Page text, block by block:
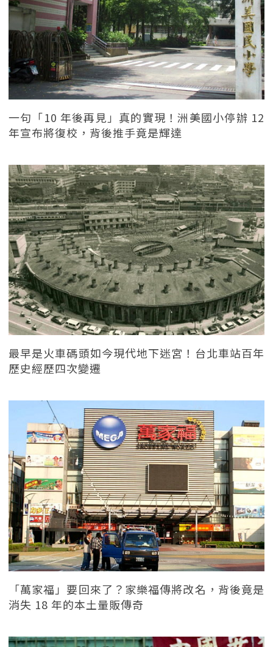
一句「10 年後再見」真的實現！洲美國小停辦 12
年宣布將復校，背後推手竟是輝達
最早是火車碼頭如今現代地下迷宮！台北車站百年
歷史經歷四次變遷
「萬家福」要回來了？家樂福傳將改名，背後竟是
消失 18 年的本土量販傳奇